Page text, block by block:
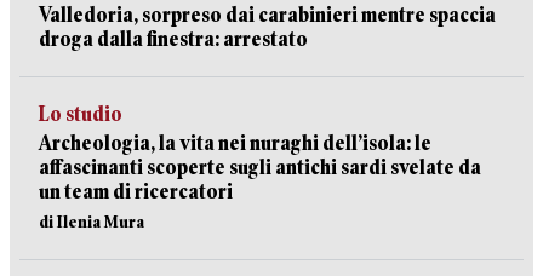
Valledoria, sorpreso dai carabinieri mentre spaccia
droga dalla finestra: arrestato
Lo studio
Archeologia, la vita nei nuraghi dell’isola: le
affascinanti scoperte sugli antichi sardi svelate da
un team di ricercatori
di Ilenia Mura